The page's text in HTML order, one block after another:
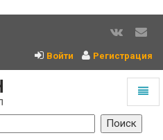
Войти Регистрация